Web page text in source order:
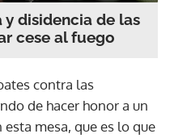
disidencia de las
cese al fuego
contra las
de hacer honor a un
mesa, que es lo que